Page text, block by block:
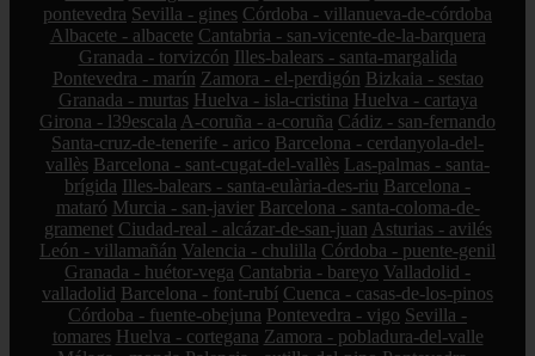
pontevedra Sevilla - gines Córdoba - villanueva-de-córdoba
Albacete - albacete Cantabria - san-vicente-de-la-barquera
Granada - torvizcón Illes-balears - santa-margalida
Pontevedra - marín Zamora - el-perdigón Bizkaia - sestao
Granada - murtas Huelva - isla-cristina Huelva - cartaya
Girona - l39escala A-coruña - a-coruña Cádiz - san-fernando
Santa-cruz-de-tenerife - arico Barcelona - cerdanyola-del-
vallès Barcelona - sant-cugat-del-vallès Las-palmas - santa-
brígida Illes-balears - santa-eulària-des-riu Barcelona -
mataró Murcia - san-javier Barcelona - santa-coloma-de-
gramenet Ciudad-real - alcázar-de-san-juan Asturias - avilés
León - villamañán Valencia - chulilla Córdoba - puente-genil
Granada - huétor-vega Cantabria - bareyo Valladolid -
valladolid Barcelona - font-rubí Cuenca - casas-de-los-pinos
Córdoba - fuente-obejuna Pontevedra - vigo Sevilla -
tomares Huelva - cortegana Zamora - pobladura-del-valle